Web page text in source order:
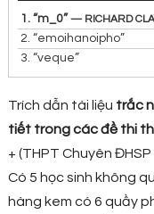
Audio
1. “m_0” — RICHARD
2. “emoihanoipho”
3. “veque”
Trích dẫn tài liệu trắc
tiết trong các đề thi
+ (THPT Chuyên
Có 5 học sinh không
hàng kem có 6 quầy